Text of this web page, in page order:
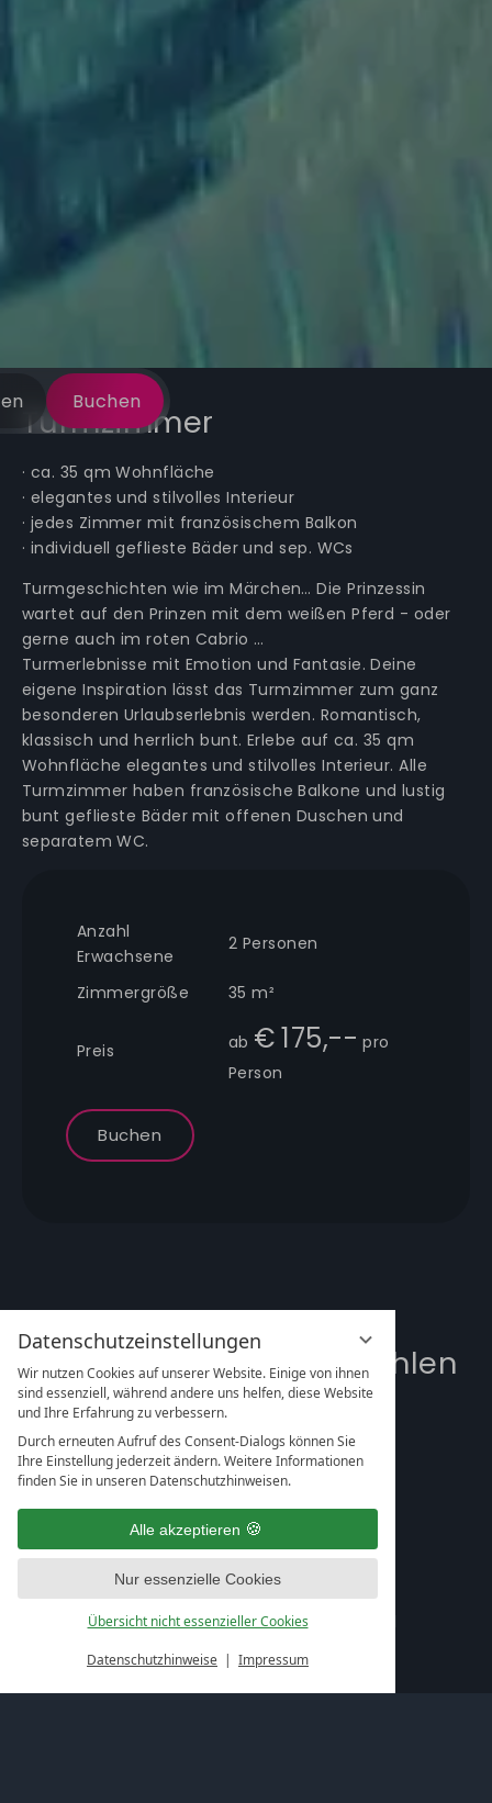
Datenschutzeinstellungen
Wir nutzen Cookies auf unserer Website. Einige von ihnen
sind essenziell, während andere uns helfen, diese Website
und Ihre Erfahrung zu verbessern.
Durch erneuten Aufruf des Consent-Dialogs können Sie
Ihre Einstellung jederzeit ändern. Weitere Informationen
finden Sie in unseren Datenschutzhinweisen.
Alle akzeptieren
Nur essenzielle Cookies
Übersicht nicht essenzieller Cookies
Datenschutzhinweise Impressum
Buchen
Turmzimmer
· ca. 35 qm Wohnfläche
· elegantes und stilvolles Interieur
· jedes Zimmer mit französischem Balkon
· individuell geflieste Bäder und sep. WCs
Turmgeschichten wie im Märchen… Die Prinzessin
wartet auf den Prinzen mit dem weißen Pferd - oder
gerne auch im roten Cabrio …
Turmerlebnisse mit Emotion und Fantasie. Deine
eigene Inspiration lässt das Turmzimmer zum ganz
besonderen Urlaubserlebnis werden. Romantisch,
klassisch und herrlich bunt. Erlebe auf ca. 35 qm
Wohnfläche elegantes und stilvolles Interieur. Alle
Turmzimmer haben französische Balkone und lustig
bunt geflieste Bäder mit offenen Duschen und
separatem WC.
Anzahl
Erwachsene
2 Personen
Zimmergröße 35 m²
Preis ab €175,-- pro
Person
Buchen
Angebot
Kleine Woche 5 x Wohlfühlen
Kleine Woche 5 x Wohlfühlen
Details
5 x Wohlfühlfrühstück
5 x über 4.000 qm FELSEN SPA
5 x Mittagslunch im FelsenGraf
5 x Nachmittagskaffee mit Omakuchen
5 x 6-Gang-Abendmenü mit Menüauswahl